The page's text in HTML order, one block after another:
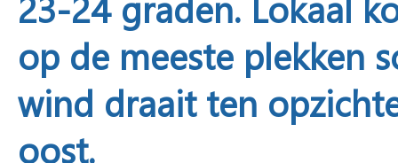
op de meeste plekken
wind draait ten
oost.